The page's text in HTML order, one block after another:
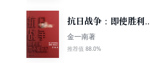
抗日战争：即使胜利也
不能忘记
金一南著
推荐值 88.0%